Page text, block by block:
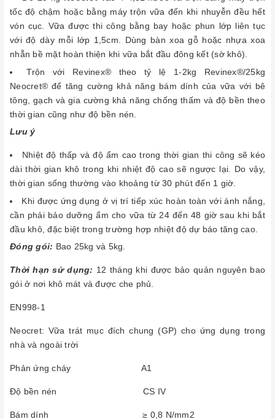
tốc độ chậm hoặc bằng máy trộn vữa đến khi nhuyễn đều hết
vón cục. Vữa được thi công bằng bay hoặc phun lớp liên tục
với độ dày mỗi lớp 1,5cm. Dùng bàn xoa gỗ hoặc nhựa xoa
nhẵn bề mặt hoàn thiện khi vữa bắt đầu đông kết (sờ khô).
Trộn với Revinex® theo tỷ lệ 1-2kg Revinex®/25kg
Neocret® để tăng cường khả năng bám dính của vữa với bê
tông, gạch và gia cường khả năng chống thấm và độ bền theo
thời gian cũng như độ bền nén.
Lưu ý
Nhiệt độ thấp và độ ẩm cao trong thời gian thi công sẽ kéo
dài thời gian khô trong khi nhiệt độ cao sẽ ngược lại. Do vậy,
thời gian sống thường vào khoảng từ 30 phút đến 1 giờ.
Khi được ứng dụng ở vị trí tiếp xúc hoàn toàn với ánh nắng,
cần phải bảo dưỡng ẩm cho vữa từ 24 đến 48 giờ sau khi bắt
đầu khô, đặc biệt trong trường hợp nhiệt độ dự báo tăng cao.
Đóng gói: Bao 25kg và 5kg.
Thời hạn sử dụng: 12 tháng khi được bảo quản nguyên bao
gói ở nơi khô mát và được che phủ.
EN998-1
Neocret: Vữa trát mục đích chung (GP) cho ứng dụng trong
nhà và ngoài trời
Phản ứng cháy Α1
Độ bền nén CS IV
Bám dính ≥ 0,8 N/mm2